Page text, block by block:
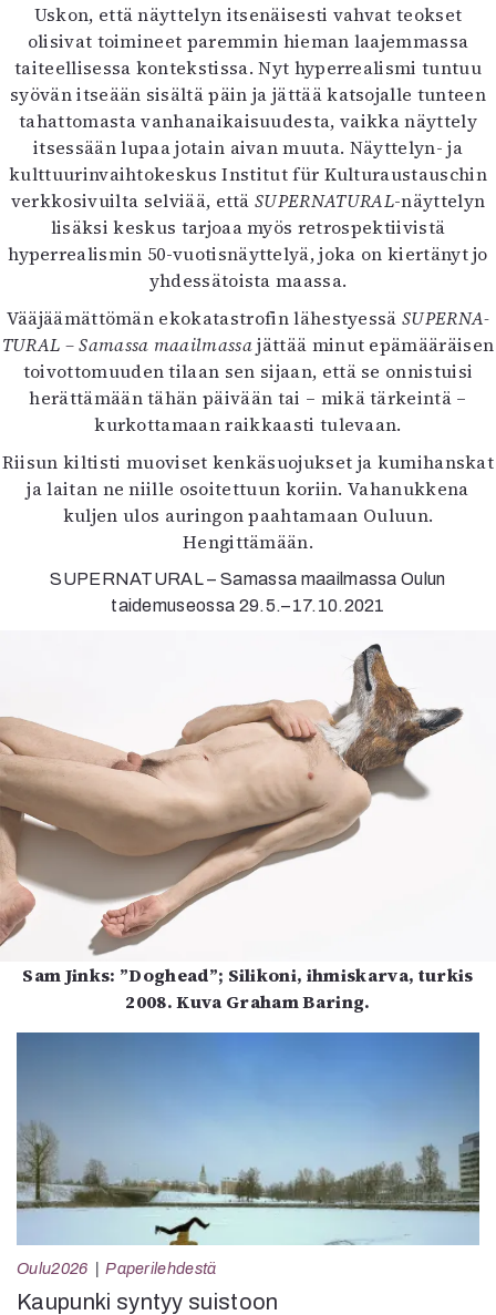
Uskon, että näyttelyn itsenäisesti vahvat teokset
olisivat toimineet paremmin hieman laajemmassa
taiteellisessa kontekstissa. Nyt hyperrealismi tuntuu
syövän itseään sisältä päin ja jättää katsojalle tunteen
tahattomasta vanhanaikaisuudesta, vaikka näyttely
itsessään lupaa jotain aivan muuta. Näyttelyn- ja
kulttuurinvaihtokeskus Institut für Kulturaustauschin
verkkosivuilta selviää, ettäSUPERNATURAL-näyttelyn
lisäksi keskus tarjoaa myös retrospektiivistä
hyperrealismin 50-vuotisnäyttelyä, joka on kiertänyt jo
yhdessätoista maassa.
Vääjäämättömän eko­katas­trofin lähestyessäSUPER­NA­
TU­RAL – Samassa maailmassajättää minut epämääräisen
toivottomuuden tilaan sen sijaan, että se onnistuisi
herättämään tähän päivään tai – mikä tärkeintä –
kurkottamaan raikkaasti tulevaan.
Riisun kiltisti muoviset kenkäsuojukset ja kumihanskat
ja laitan ne niille osoitettuun koriin. Vahanukkena
kuljen ulos auringon paahtamaan Ouluun.
Hengittämään.
SUPERNATURAL – Samassa maailmassa Oulun
taidemuseossa 29.5.–17.10.2021
Sam Jinks: ”Doghead”; Silikoni, ihmiskarva, turkis
2008. Kuva Graham Baring.
Oulu2026 Paperilehdestä
Kaupunki syntyy suistoon